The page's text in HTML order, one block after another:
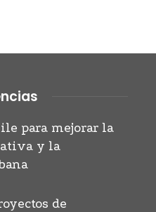
para mejorar la
y la
de